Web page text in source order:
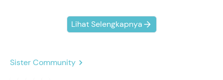
Lihat Selengkapnya
Sister Community